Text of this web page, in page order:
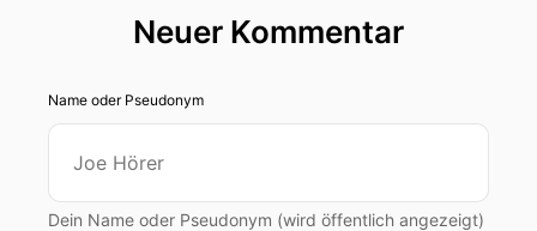
Neuer Kommentar
Name oder Pseudonym
Dein Name oder Pseudonym (wird öffentlich angezeigt)